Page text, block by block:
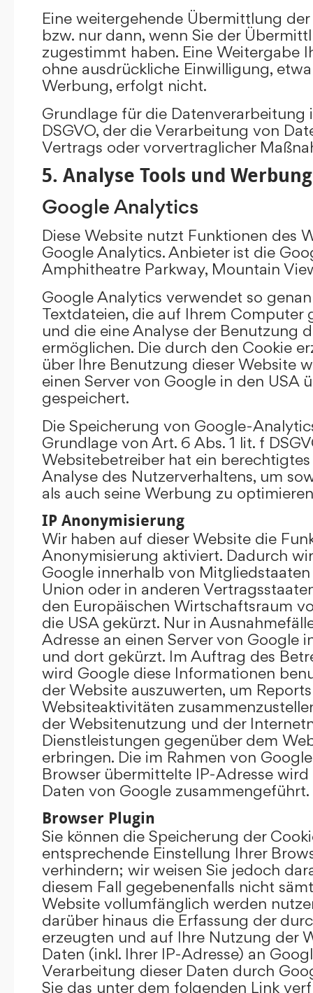
Eine weitergehende Übermittlung
bzw. nur dann, wenn Sie der
zugestimmt haben. Eine Weitergabe
ohne ausdrückliche Einwilligung,
Werbung, erfolgt nicht.
Grundlage für die Datenverarbeitung
DSGVO, der die Verarbeitung von
Vertrags oder vorvertraglicher
5. Analyse Tools und Werbung
Google Analytics
Diese Website nutzt Funktionen des
Google Analytics. Anbieter ist die
Amphitheatre Parkway, Mountain
Google Analytics verwendet so
Textdateien, die auf Ihrem Computer
und die eine Analyse der Benutzung
ermöglichen. Die durch den Cookie
über Ihre Benutzung dieser Website
einen Server von Google in den USA
gespeichert.
Die Speicherung von Google-
Grundlage von Art. 6 Abs. 1 lit. f
Websitebetreiber hat ein berechtigtes
Analyse des Nutzerverhaltens, um
als auch seine Werbung zu
IP Anonymisierung
Wir haben auf dieser Website die
Anonymisierung aktiviert. Dadurch
Google innerhalb von
Union oder in anderen
den Europäischen Wirtschaftsraum
die USA gekürzt. Nur in
Adresse an einen Server von Google
und dort gekürzt. Im Auftrag des
wird Google diese Informationen
der Website auszuwerten, um
Websiteaktivitäten
der Websitenutzung und der
Dienstleistungen gegenüber dem
erbringen. Die im Rahmen von
Browser übermittelte IP-Adresse
Daten von Google zusammengeführt.
Browser Plugin
Sie können die Speicherung der
entsprechende Einstellung Ihrer
verhindern; wir weisen Sie jedoch
diesem Fall gegebenenfalls nicht
Website vollumfänglich werden
darüber hinaus die Erfassung der
erzeugten und auf Ihre Nutzung der
Daten (inkl. Ihrer IP-Adresse) an
Verarbeitung dieser Daten durch
Sie das unter dem folgenden Link